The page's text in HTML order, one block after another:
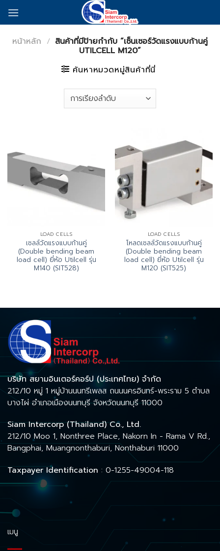
หน้าหลัก / สินค้าที่มีป้ายกำกับ “เซ็นเซอร์วัดแรงแบบก้านคู่
UTILCELL M120”
ค้นหาหมวดหมู่สินค้าที่นี่
LOAD CELLS
เซลล์วัดแรงแบบก้านคู่
(Double bending beam
load cell) ยี่ห้อ Utilcell รุ่น
M140 (SIT528)
LOAD CELLS
โหลดเซลล์วัดแรงแบบก้านคู่
(Double bending beam
load cell) ยี่ห้อ Utilcell รุ่น
M120 (SIT525)
บริษัท สยามอินเตอร์คอร์ป (ประเทศไทย) จำกัด
212/10 หมู่ 1 หมู่บ้านนนทรีเพลส ถนนนครอินทร์-พระราม 5 ตำบล
บางไผ่ อำเภอเมืองนนทบุรี จังหวัดนนทบุรี 11000
Siam Intercorp (Thailand) Co., Ltd.
212/10 Moo 1, Nonthree Place, Nakorn In - Rama V Rd.,
Bangphai, Muangnonthaburi, Nonthaburi 11000
Taxpayer Identification : 0-1255-49004-118
เมนู